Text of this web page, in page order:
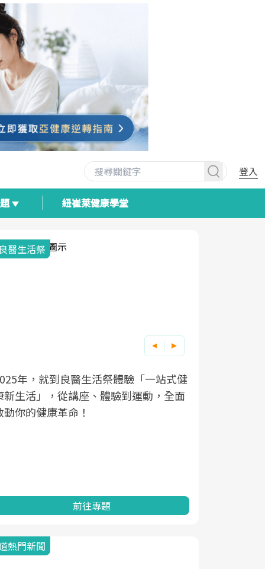
登入
紐崔萊健康學堂
生活祭體驗「一站式健
、體驗到運動，全面
！
良醫健康網從「換季的身
透過醫學觀點與日常感受
熱門新聞